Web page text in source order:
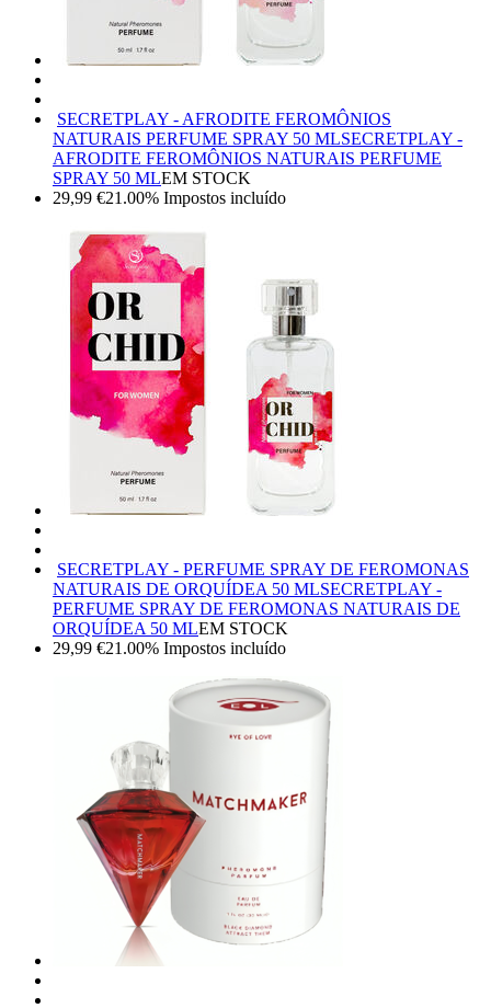
SECRETPLAY - AFRODITE FEROMÔNIOS
NATURAIS PERFUME SPRAY 50 MLSECRETPLAY -
AFRODITE FEROMÔNIOS NATURAIS PERFUME
SPRAY 50 MLEM STOCK
29,99 €21.00% Impostos incluído
SECRETPLAY - PERFUME SPRAY DE FEROMONAS
NATURAIS DE ORQUÍDEA 50 MLSECRETPLAY -
PERFUME SPRAY DE FEROMONAS NATURAIS DE
ORQUÍDEA 50 MLEM STOCK
29,99 €21.00% Impostos incluído